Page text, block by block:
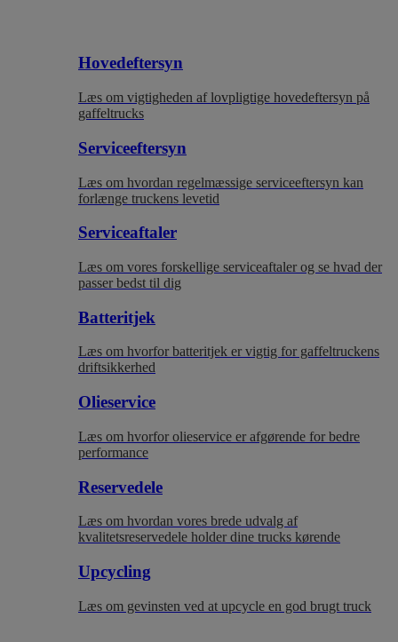
Hovedeftersyn
Læs om vigtigheden af lovpligtige hovedeftersyn på
gaffeltrucks
Serviceeftersyn
Læs om hvordan regelmæssige serviceeftersyn kan
forlænge truckens levetid
Serviceaftaler
Læs om vores forskellige serviceaftaler og se hvad der
passer bedst til dig
Batteritjek
Læs om hvorfor batteritjek er vigtig for gaffeltruckens
driftsikkerhed
Olieservice
Læs om hvorfor olieservice er afgørende for bedre
performance
Reservedele
Læs om hvordan vores brede udvalg af
kvalitetsreservedele holder dine trucks kørende
Upcycling
Læs om gevinsten ved at upcycle en god brugt truck